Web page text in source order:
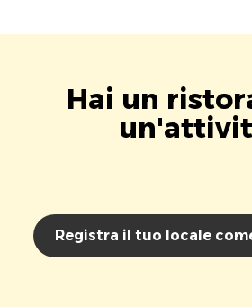
Hai un
Registra il tuo locale